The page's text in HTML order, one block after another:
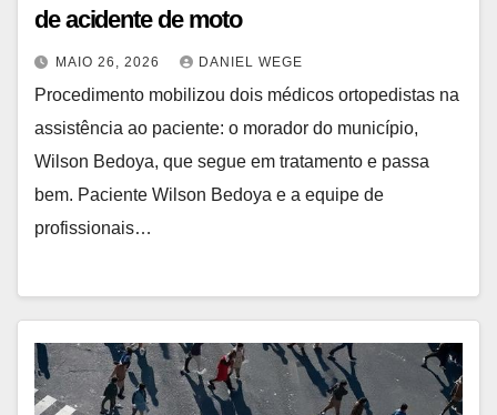
de acidente de moto
MAIO 26, 2026 DANIEL WEGE
Procedimento mobilizou dois médicos ortopedistas na
assistência ao paciente: o morador do município,
Wilson Bedoya, que segue em tratamento e passa
bem. Paciente Wilson Bedoya e a equipe de
profissionais…